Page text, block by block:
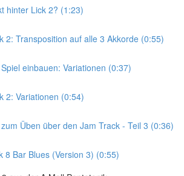
hinter Lick 2? (1:23)
2: Transposition auf alle 3 Akkorde (0:55)
einbauen: Variationen (0:37)
2: Variationen (0:54)
Üben über den Jam Track - Teil 3 (0:36)
8 Bar Blues (Version 3) (0:55)